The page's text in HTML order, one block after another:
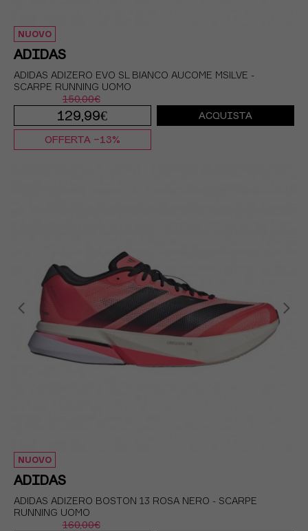
NUOVO
ADIDAS
ADIDAS ADIZERO EVO SL BIANCO AUCOME MSILVE -
SCARPE RUNNING UOMO
150,00€
129,99€
EUR 45 1/3 / UK 10,5
ACQUISTA
OFFERTA -13%
NUOVO
ADIDAS
ADIDAS ADIZERO BOSTON 13 ROSA NERO - SCARPE
RUNNING UOMO
160,00€